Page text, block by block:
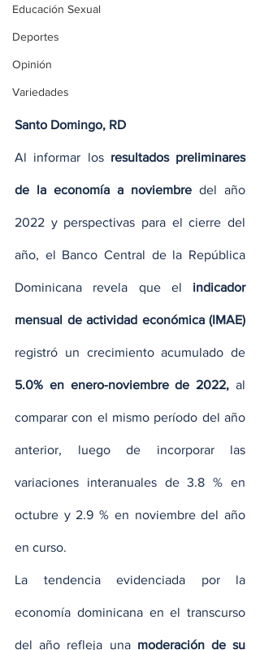
Educación Sexual
Deportes
Opinión
Variedades
Santo Domingo, RD
Al informar los resultados preliminares
de la economía a noviembre del año
2022 y perspectivas para el cierre del
año, el Banco Central de la República
Dominicana revela que el indicador
5.0% en enero-noviembre de 2022, al
comparar con el mismo período del año
anterior, luego de incorporar las
variaciones interanuales de 3.8 % en
octubre y 2.9 % en noviembre del año
en curso.
La tendencia evidenciada por la
economía dominicana en el transcurso
del año refleja una moderación de su